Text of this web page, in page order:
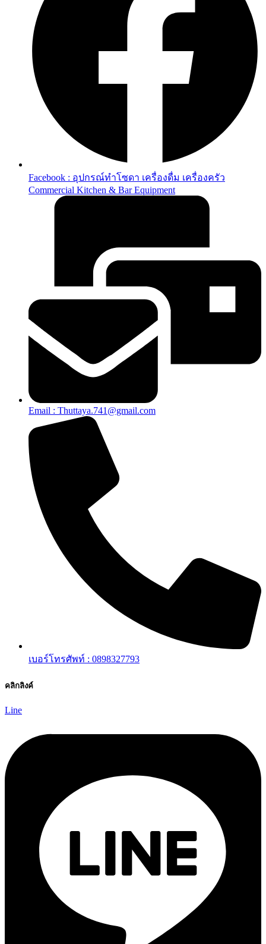
Facebook : อุปกรณ์ทำโซดา เครื่องดื่ม เครื่องครัว
Commercial Kitchen & Bar Equipment
Email : Thuttaya.741@gmail.com
เบอร์โทรศัพท์ : 0898327793
คลิกลิงค์
Line